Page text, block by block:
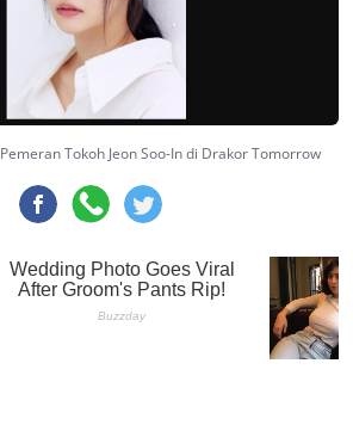
Tokoh Jeon Soo-In di Drakor Tomorrow